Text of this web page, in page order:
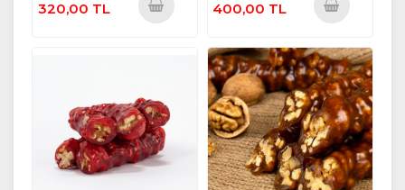
320,00 TL
400,00 TL
Ekle